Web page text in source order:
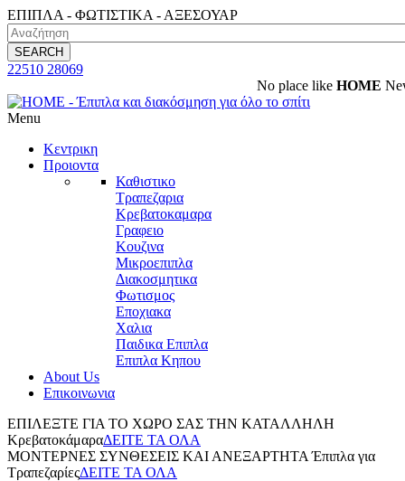
ΕΠΙΠΛΑ - ΦΩΤΙΣΤΙΚΑ - ΑΞΕΣΟΥΑΡ
SEARCH
22510 28069
Νο place like HOME New
Menu
Κεντρικη
Προιοντα
Καθιστικο
Τραπεζαρια
Κρεβατοκαμαρα
Γραφειο
Κουζινα
Μικροεπιπλα
Διακοσμητικα
Φωτισμος
Εποχιακα
Χαλια
Παιδικα Επιπλα
Επιπλα Κηπου
About Us
Επικοινωνια
ΕΠΙΛΕΞΤΕ ΓΙΑ ΤΟ ΧΩΡΟ ΣΑΣ ΤΗΝ ΚΑΤΑΛΛΗΛΗ
ΚρεβατοκάμαραΔΕΙΤΕ ΤΑ ΟΛΑ
ΜΟΝΤΕΡΝΕΣ ΣΥΝΘΕΣΕΙΣ ΚΑΙ ΑΝΕΞΑΡΤΗΤΑ Έπιπλα για
ΤραπεζαρίεςΔΕΙΤΕ ΤΑ ΟΛΑ